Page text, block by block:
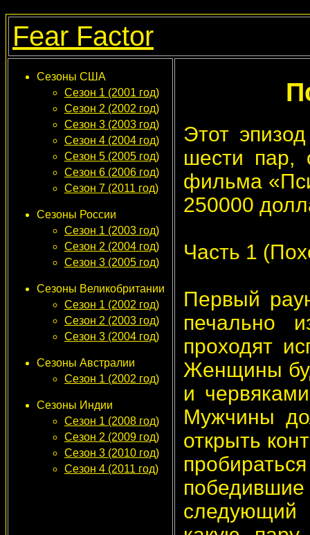
Fear Factor
Сезоны США
Сезон 1 (2001 год)
Сезон 2 (2002 год)
Сезон 3 (2003 год)
Сезон 4 (2004 год)
Сезон 5 (2005 год)
Сезон 6 (2006 год)
Сезон 7 (2011 год)
Сезоны России
Сезон 1 (2003 год)
Сезон 2 (2004 год)
Сезон 3 (2005 год)
Сезоны Великобритании
Сезон 1 (2002 год)
Сезон 2 (2003 год)
Сезон 3 (2004 год)
Сезоны Австралии
Сезон 1 (2002 год)
Сезоны Индии
Сезон 1 (2008 год)
Сезон 2 (2009 год)
Сезон 3 (2010 год)
Сезон 4 (2011 год)
Этот
шести пар,
фильма
250000
Часть 1
Первый
печально
проходят
Женщины
и
Мужчины
открыть